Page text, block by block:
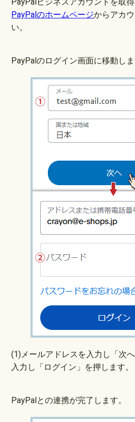
PayPalのホームページからアカ
い。
PayPalのログイン画面に移動しま
(1)メールアドレスを入力し「次
入力し「ログイン」を押します。
PayPalとの連携が完了します。